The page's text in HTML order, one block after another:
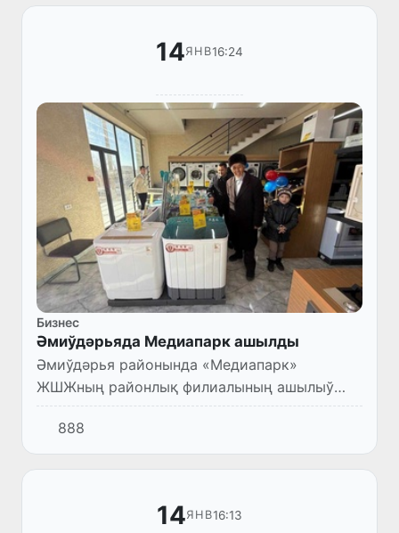
14ЯНВ16:24
Бизнес
Әмиўдәрьяда Медиапарк ашылды
Әмиўдәрья районында «Медиапарк»
ЖШЖның районлық филиалының ашылыў
мәресими болып өтти.
888
14ЯНВ16:13